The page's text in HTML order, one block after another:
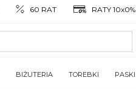
60 RAT RATY 10x0%
BIŻUTERIA TOREBKI PASKI